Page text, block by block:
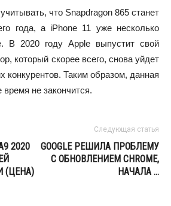
что Snapdragon 865 станет
года, а iPhone 11 уже несколько
В 2020 году Apple выпустит свой
который скорее всего, снова уйдет
конкурентов. Таким образом, данная
не закончится.
2020
(ЦЕНА)
Следующая статья
GOOGLE РЕШИЛА ПРОБЛЕМУ
С ОБНОВЛЕНИЕМ CHROME,
НАЧАЛА …